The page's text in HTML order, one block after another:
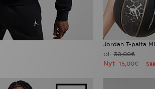
Jordan T-paita
Oli30,00€
Nyt 15,00€